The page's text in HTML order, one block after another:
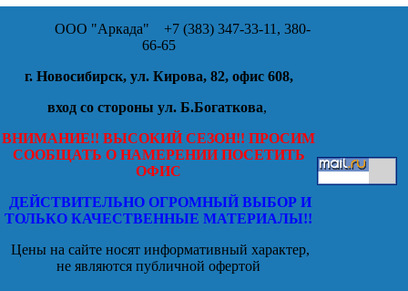
ООО "Аркада" +7 (383) 347-33-11, 380-
66-65
г. Новосибирск, ул. Кирова, 82, офис 608,
вход со стороны ул. Б.Богаткова,
ВНИМАНИЕ!! ВЫСОКИЙ СЕЗОН!! ПРОСИМ
СООБЩАТЬ О НАМЕРЕНИИ ПОСЕТИТЬ
ОФИС
ДЕЙСТВИТЕЛЬНО ОГРОМНЫЙ ВЫБОР И
ТОЛЬКО КАЧЕСТВЕННЫЕ МАТЕРИАЛЫ!!
Цены на сайте носят информативный характер,
не являются публичной офертой